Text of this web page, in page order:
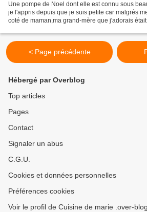
Une pompe de Noel dont elle est connu sous
je l'appris depuis que je suis petite car malgrés
coté de maman,ma grand-mère que j'adorais
< Page précédente
Hébergé par Overblog
Top articles
Pages
Contact
Signaler un abus
C.G.U.
Cookies et données personnelles
Préférences cookies
Voir le profil de Cuisine de marie .over-